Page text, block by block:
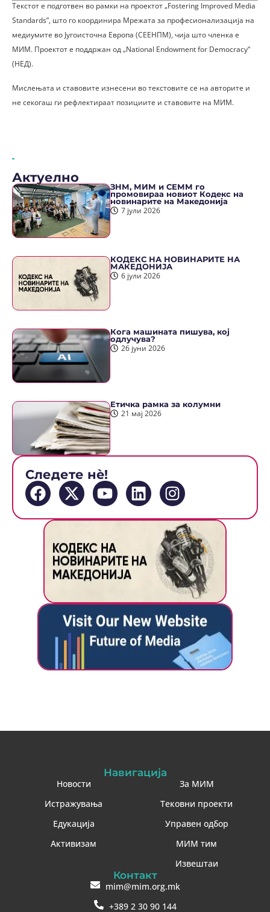
Текстот е подготвен во рамки на проектот „Fostering Improved Media
Standards”, што го координира Мрежата за професионализација на
медиумите во Југоисточна Европа (СЕЕНПМ), чија што членка е
МИМ. Проектот е поддржан од „National Endowment for Democracy“
(НЕД).
Мислењата и ставовите изнесени во текстовите се на авторите и
не секогаш ги рефлектираат позициите и ставовите на МИМ.
Актуелно
ЗНМ, МИМ и СЕММ го
промовираа новиот Кодекс на
новинарите на Македонија
7 јули 2026
КОДЕКС НА НОВИНАРИТЕ НА
МАКЕДОНИЈА
6 јули 2026
Кога машината пишува, кој
одлучува?
26 јуни 2026
Етичка рамка за колумни
21 мај 2026
Следете нè!
Навигација
Новости
Истражувања
Едукација
Активизам
За МИМ
Тековни проекти
Управен одбор
МИМ тим
Извештаи
Контакт
mim@mim.org.mk
+389 2 30 90 144